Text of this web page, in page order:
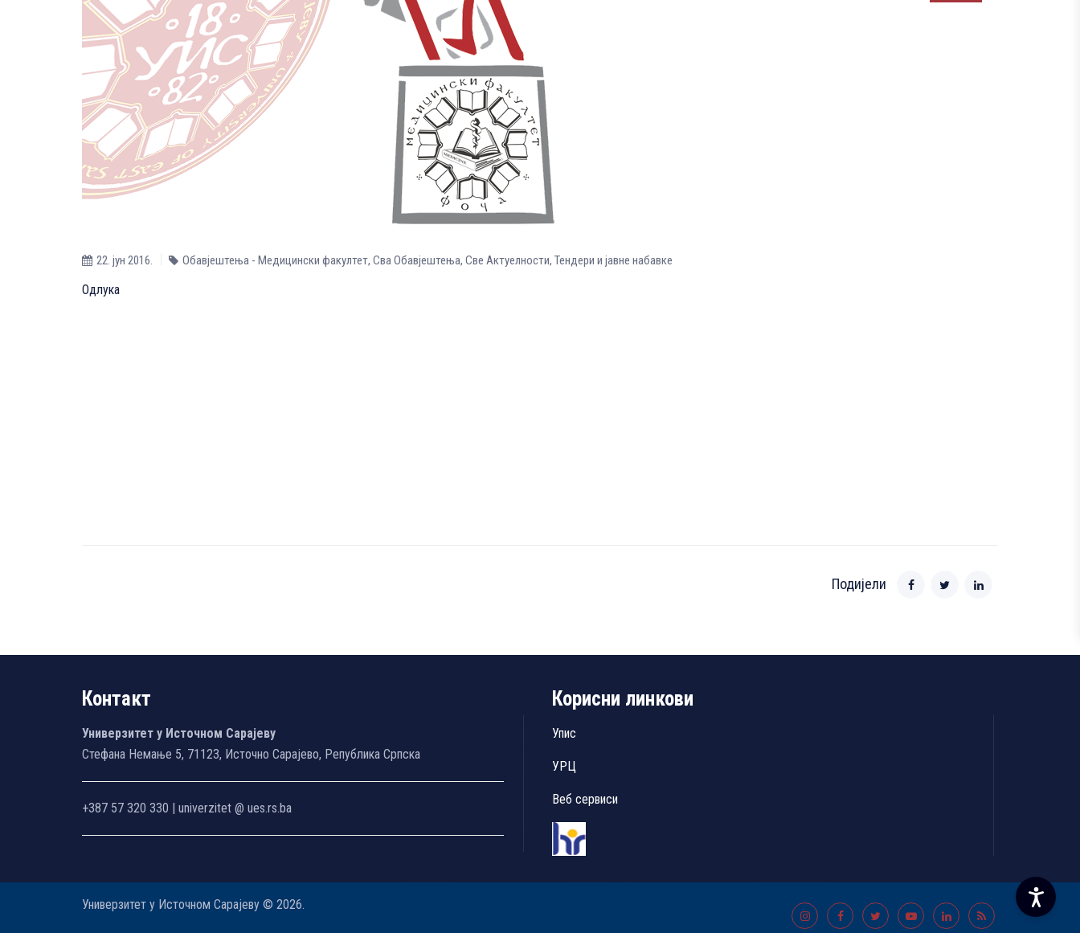
22. јун 2016. Обавјештења - Медицински факултет, Сва Обавјештења, Све Aктуелности, Тендери и јавне набавке
Одлука
Подијели
Контакт
Универзитет у Источном Сарајеву
Стефана Немање 5, 71123, Источно Сарајево, Република Српска
+387 57 320 330 | univerzitet @ ues.rs.ba
Корисни линкови
Упис
УРЦ
Веб сервиси
Универзитет у Источном Сарајеву © 2026.